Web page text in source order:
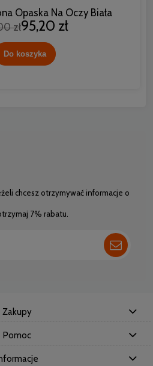
Opaska Na Oczy Biała
zł95,20 zł
Do koszyka
chcesz otrzymywać informacje o
7% rabatu.
Zakupy
Pomoc